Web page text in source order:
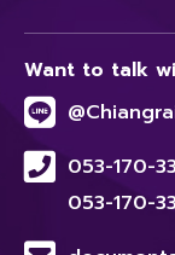
Want to talk
053-170-
053-170-